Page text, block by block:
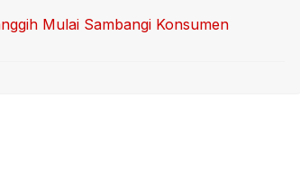
Mulai Sambangi Konsumen